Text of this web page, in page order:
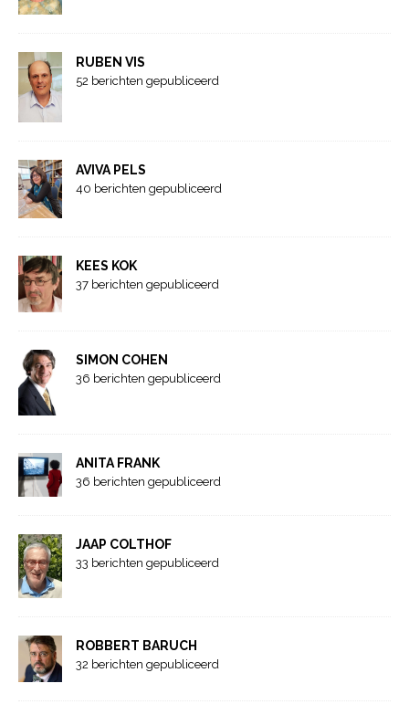
RUBEN VIS
52 berichten gepubliceerd
AVIVA PELS
40 berichten gepubliceerd
KEES KOK
37 berichten gepubliceerd
SIMON COHEN
36 berichten gepubliceerd
ANITA FRANK
36 berichten gepubliceerd
JAAP COLTHOF
33 berichten gepubliceerd
ROBBERT BARUCH
32 berichten gepubliceerd